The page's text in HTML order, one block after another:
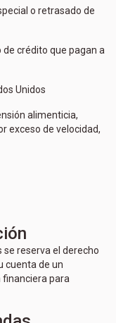
o retrasado de
crédito que pagan a
Unidos
alimenticia,
exceso de velocidad,
se reserva el derecho
cuenta de un
para